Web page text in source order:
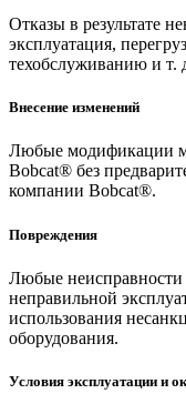
Отказы в результате
эксплуатация,
техобслуживанию и т.
Внесение изменений
Любые модификации
Bobcat® без
компании Bobcat®.
Повреждения
Любые неисправности
неправильной
использования
оборудования.
Условия эксплуатации и